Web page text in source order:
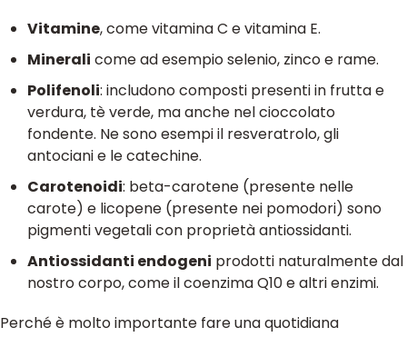
Vitamine, come vitamina C e vitamina E.
Minerali come ad esempio selenio, zinco e rame.
Polifenoli: includono composti presenti in frutta e
verdura, tè verde, ma anche nel cioccolato
fondente. Ne sono esempi il resveratrolo, gli
antociani e le catechine.
Carotenoidi: beta-carotene (presente nelle
carote) e licopene (presente nei pomodori) sono
pigmenti vegetali con proprietà antiossidanti.
Antiossidanti endogeni prodotti naturalmente dal
nostro corpo, come il coenzima Q10 e altri enzimi.
Perché è molto importante fare una quotidiana